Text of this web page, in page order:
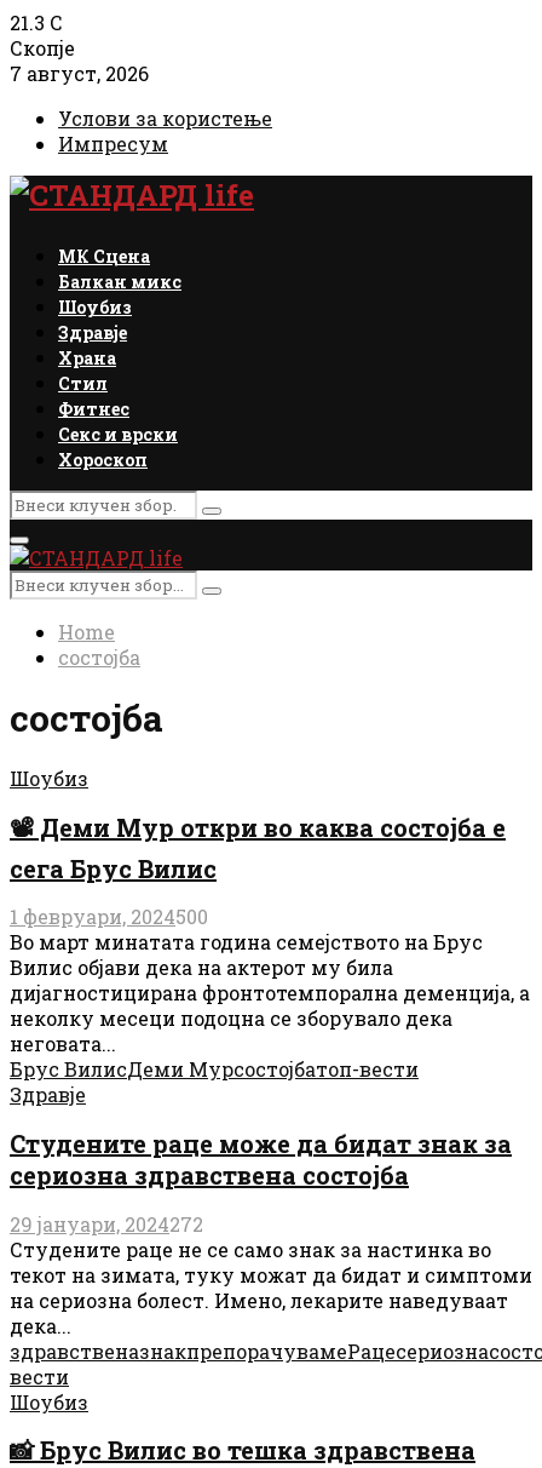
21.3 C
Скопје
7 август, 2026
Услови за користење
Импресум
Facebook
Instagram
Email
Rss
МК Сцена
Балкан микс
Шоубиз
Здравје
Храна
Стил
Фитнес
Секс и врски
Хороскоп
Search
for:
Search
Primary
Menu
Search
for:
Search
Home
состојба
состојба
Шоубиз
📽 Деми Мур откри во каква состојба е
сега Брус Вилис
1 февруари, 2024500
Во март минатата година семејството на Брус
Вилис објави дека на актерот му била
дијагностицирана фронтотемпорална деменција, а
неколку месеци подоцна се зборувало дека
неговата...
Брус ВилисДеми Мурсостојбатоп-вести
Здравје
Студените раце може да бидат знак за
сериозна здравствена состојба
29 јануари, 2024272
Студените раце не се само знак за настинка во
текот на зимата, туку можат да бидат и симптоми
на сериозна болест. Имено, лекарите наведуваат
дека...
здравственазнакпрепорачувамеРацесериозна
вести
Шоубиз
📸 Брус Вилис во тешка здравствена